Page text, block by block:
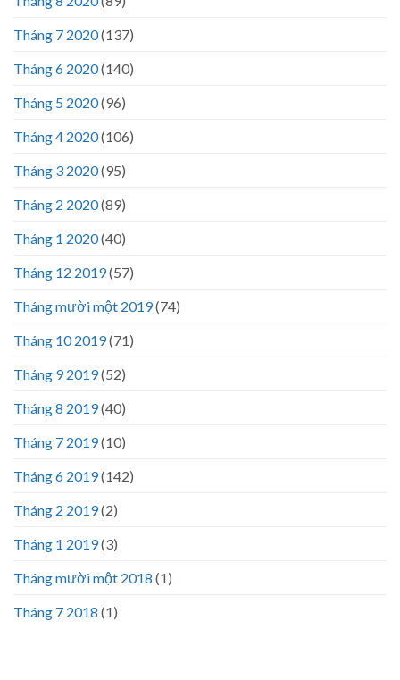
Tháng 7 2020(137)
Tháng 6 2020(140)
Tháng 5 2020(96)
Tháng 4 2020(106)
Tháng 3 2020(95)
Tháng 2 2020(89)
Tháng 1 2020(40)
Tháng 12 2019(57)
Tháng mười một 2019(74)
Tháng 10 2019(71)
Tháng 9 2019(52)
Tháng 8 2019(40)
Tháng 7 2019(10)
Tháng 6 2019(142)
Tháng 2 2019(2)
Tháng 1 2019(3)
Tháng mười một 2018 (1)
Tháng 7 2018 (1)